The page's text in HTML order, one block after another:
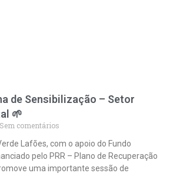
de Sensibilização – Setor
🌱
Sem comentários
Lafões, com o apoio do Fundo
pelo PRR – Plano de Recuperação
uma importante sessão de